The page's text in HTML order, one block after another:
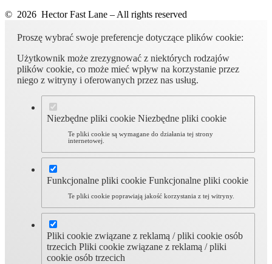
© 2026 Hector Fast Lane – All rights reserved
Proszę wybrać swoje preferencje dotyczące plików cookie:
Użytkownik może zrezygnować z niektórych rodzajów
plików cookie, co może mieć wpływ na korzystanie przez
niego z witryny i oferowanych przez nas usług.
Niezbędne pliki cookie Niezbędne pliki cookie
Te pliki cookie są wymagane do działania tej strony
internetowej.
Funkcjonalne pliki cookie Funkcjonalne pliki cookie
Te pliki cookie poprawiają jakość korzystania z tej witryny.
Pliki cookie związane z reklamą / pliki cookie osób
trzecich Pliki cookie związane z reklamą / pliki
cookie osób trzecich